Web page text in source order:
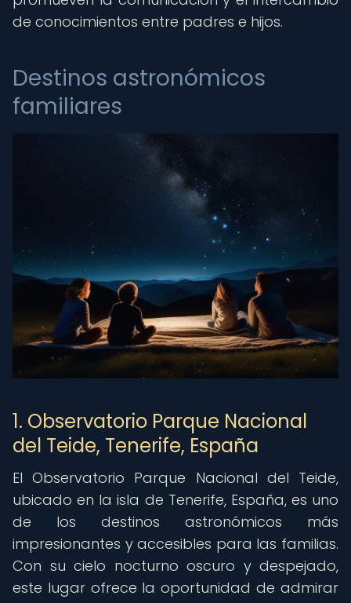
de conocimientos entre padres e hijos.
Destinos astronómicos
familiares
1. Observatorio Parque Nacional
del Teide, Tenerife, España
El Observatorio Parque Nacional del Teide,
ubicado en la isla de Tenerife, España, es uno
de los destinos astronómicos más
impresionantes y accesibles para las familias.
Con su cielo nocturno oscuro y despejado,
este lugar ofrece la oportunidad de admirar